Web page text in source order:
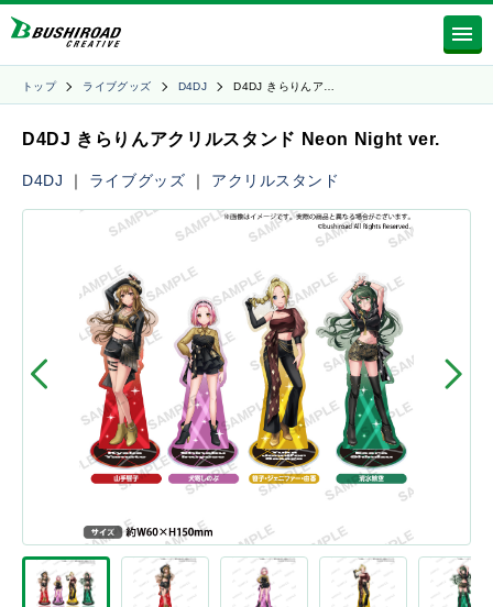
トップ ライブグッズ D4DJ D4DJ きらりんア…
D4DJ きらりんアクリルスタンド Neon Night ver.
D4DJ ｜ ライブグッズ ｜ アクリルスタンド